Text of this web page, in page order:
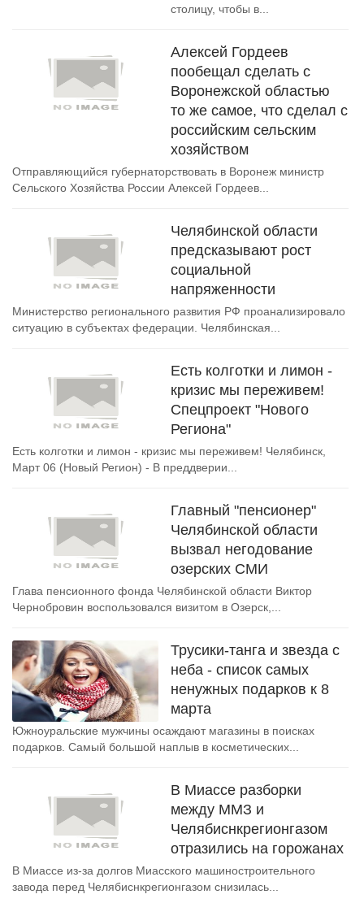
столицу, чтобы в...
Алексей Гордеев
пообещал сделать с
Воронежской областью
то же самое, что сделал с
российским сельским
хозяйством
Отправляющийся губернаторствовать в Воронеж министр
Сельского Хозяйства России Алексей Гордеев...
Челябинской области
предсказывают рост
социальной
напряженности
Министерство регионального развития РФ проанализировало
ситуацию в субъектах федерации. Челябинская...
Есть колготки и лимон -
кризис мы переживем!
Спецпроект "Нового
Региона"
Есть колготки и лимон - кризис мы переживем! Челябинск,
Март 06 (Новый Регион) - В преддверии...
Главный "пенсионер"
Челябинской области
вызвал негодование
озерских СМИ
Глава пенсионного фонда Челябинской области Виктор
Чернобровин воспользовался визитом в Озерск,...
Трусики-танга и звезда с
неба - список самых
ненужных подарков к 8
марта
Южноуральские мужчины осаждают магазины в поисках
подарков. Самый большой наплыв в косметических...
В Миассе разборки
между ММЗ и
Челябиснкрегионгазом
отразились на горожанах
В Миассе из-за долгов Миасского машиностроительного
завода перед Челябиснкрегионгазом снизилась...